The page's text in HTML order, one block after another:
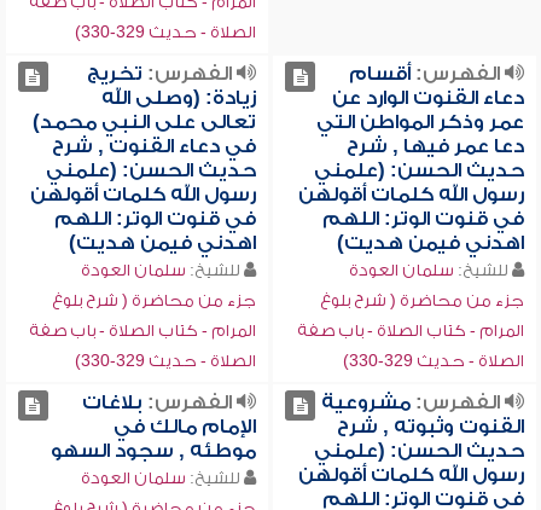
الصلاة - حديث 329-330)
الفهرس:أقسام
دعاء القنوت الوارد عن
عمر وذكر المواطن التي
دعا عمر فيها , شرح
حديث الحسن: (علمني
رسول الله كلمات أقولهن
في قنوت الوتر: اللهم
اهدني فيمن هديت)
للشيخ: سلمان العودة
جزء من محاضرة ( شرح بلوغ
المرام - كتاب الصلاة - باب صفة
الصلاة - حديث 329-330)
الفهرس: تخريج
زيادة: (وصلى الله
تعالى على النبي محمد)
في دعاء القنوت , شرح
حديث الحسن: (علمني
رسول الله كلمات أقولهن
في قنوت الوتر: اللهم
اهدني فيمن هديت)
للشيخ: سلمان العودة
جزء من محاضرة ( شرح بلوغ
المرام - كتاب الصلاة - باب صفة
الصلاة - حديث 329-330)
الفهرس:مشروعية
القنوت وثبوته , شرح
حديث الحسن: (علمني
رسول الله كلمات أقولهن
في قنوت الوتر: اللهم
الفهرس: بلاغات
الإمام مالك في
موطئه , سجود السهو
للشيخ: سلمان العودة